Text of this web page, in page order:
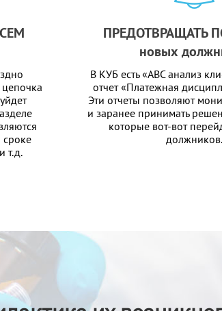
цепочка
сроке
т.д.
ПРЕДОТВРАЩАТЬ
новых
В КУБ есть «АВС анализ
отчет «Платежная
Эти отчеты позволяют
и заранее принимать
которые вот-вот
должников.